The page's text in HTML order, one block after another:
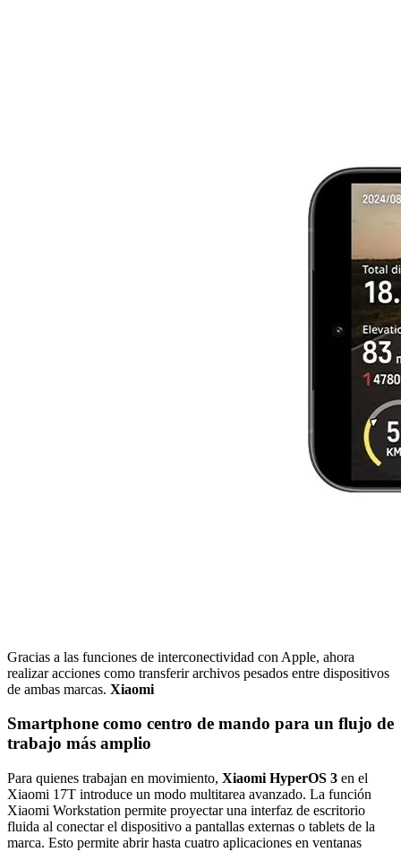
Gracias a las funciones de interconectividad con Apple, ahora
realizar acciones como transferir archivos pesados entre dispositivos
de ambas marcas. Xiaomi
Smartphone como centro de mando para un flujo de
trabajo más amplio
Para quienes trabajan en movimiento, Xiaomi HyperOS 3 en el
Xiaomi 17T introduce un modo multitarea avanzado. La función
Xiaomi Workstation permite proyectar una interfaz de escritorio
fluida al conectar el dispositivo a pantallas externas o tablets de la
marca. Esto permite abrir hasta cuatro aplicaciones en ventanas